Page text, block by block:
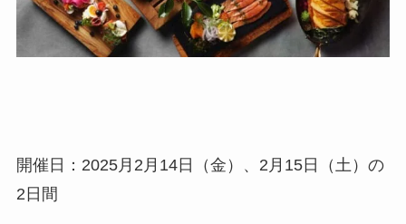
開催日：2025月2月14日（金）、2月15日（土）の
2日間